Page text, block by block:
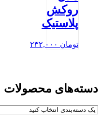
روکش
پلاستیک
تومان
دسته‌های محصولات